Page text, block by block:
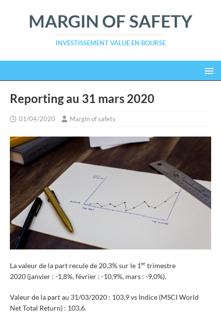
MARGIN OF SAFETY
INVESTISSEMENT VALUE EN BOURSE
Reporting au 31 mars 2020
01/04/2020 Margin of safety
La valeur de la part recule de 20,3% sur le 1er trimestre
2020 (janvier : -1,8%, février : -10,9%, mars : -9,0%).
Valeur de la part au 31/03/2020 : 103,9 vs Indice (MSCI World
Net Total Return) : 103,6.